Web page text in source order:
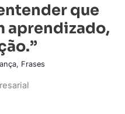
que
aprendizado,
, Frases